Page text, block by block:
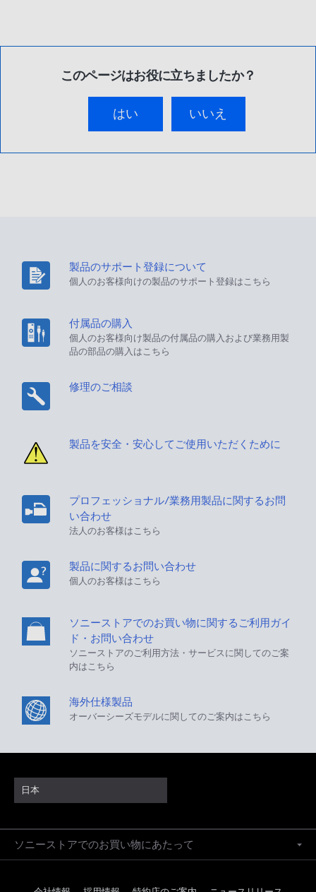
このページはお役に立ちましたか？
はい いいえ
製品のサポート登録について
個人のお客様向けの製品のサポート登録はこちら
付属品の購入
個人のお客様向け製品の付属品の購入および業務用製
品の部品の購入はこちら
修理のご相談
製品を安全・安心してご使用いただくために
プロフェッショナル/業務用製品に関するお問
い合わせ
法人のお客様はこちら
製品に関するお問い合わせ
個人のお客様はこちら
ソニーストアでのお買い物に関するご利用ガイ
ド・お問い合わせ
ソニーストアのご利用方法・サービスに関してのご案
内はこちら
海外仕様製品
オーバーシーズモデルに関してのご案内はこちら
日本
ソニーストアでのお買い物にあたって